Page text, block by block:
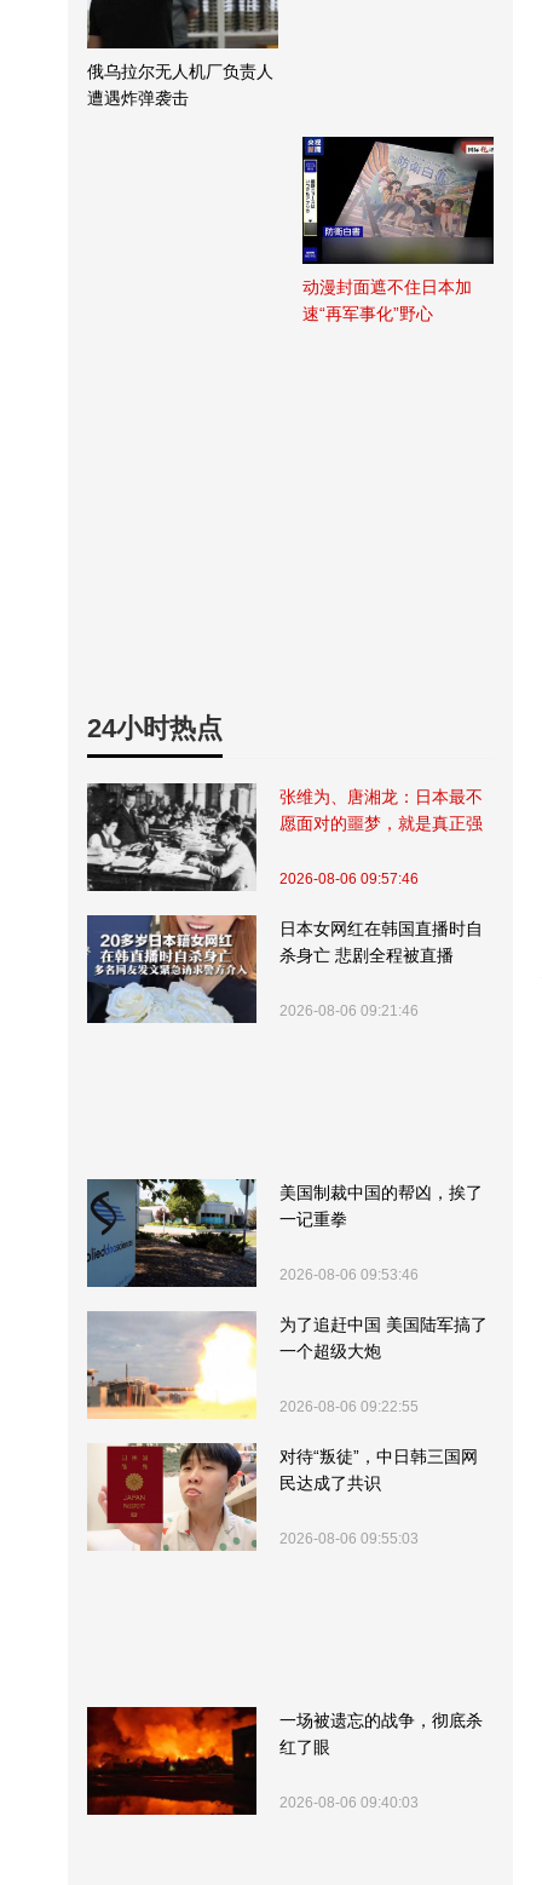
俄乌拉尔无人机厂负责人
遭遇炸弹袭击
动漫封面遮不住日本加
速“再军事化”野心
24小时热点
张维为、唐湘龙：日本最不
愿面对的噩梦，就是真正强
2026-08-06 09:57:46
日本女网红在韩国直播时自
杀身亡 悲剧全程被直播
2026-08-06 09:21:46
美国制裁中国的帮凶，挨了
一记重拳
2026-08-06 09:53:46
为了追赶中国 美国陆军搞了
一个超级大炮
2026-08-06 09:22:55
对待“叛徒”，中日韩三国网
民达成了共识
2026-08-06 09:55:03
一场被遗忘的战争，彻底杀
红了眼
2026-08-06 09:40:03